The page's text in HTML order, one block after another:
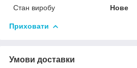
Стан виробу
Нове
Приховати
Умови доставки